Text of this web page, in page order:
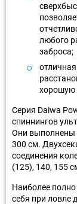
любого
заброса;
хорошую
Серия Daiwa
спиннингов
Они выполнены
300 см.
соединения
(125), 140, 155
Наиболее
себя при ловле